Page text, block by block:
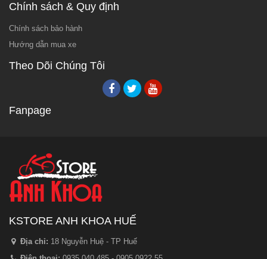
Chính sách & Quy định
Chính sách bảo hành
Hướng dẫn mua xe
Theo Dõi Chúng Tôi
Fanpage
KSTORE ANH KHOA HUẾ
Địa chỉ: 18 Nguyễn Huệ - TP Huế